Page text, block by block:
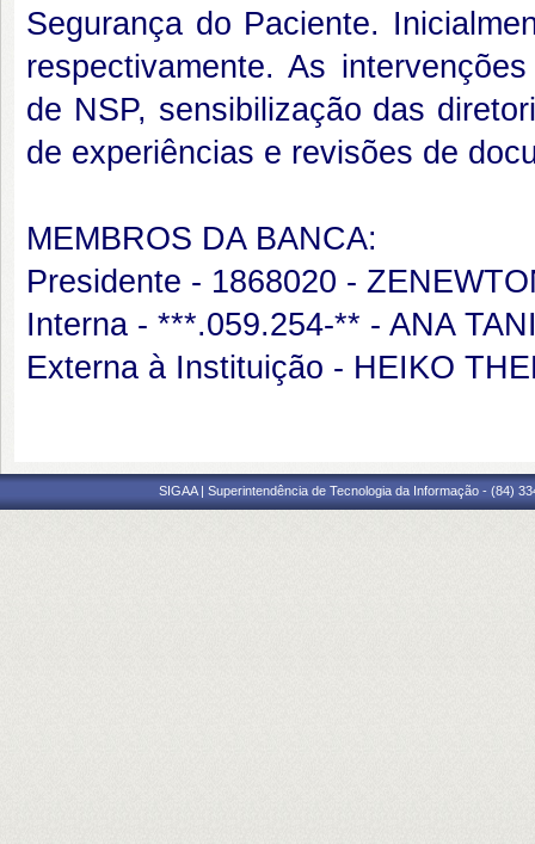
Segurança do Paciente.
respectivamente. As
de NSP, sensibilização das
de experiências e revisões de
MEMBROS DA BANCA:
Presidente - 1868020 -
Interna - ***.059.254-** - ANA
Externa à Instituição - HEIKO
SIGAA | Superintendência de Tecnologia da Informação - (84)